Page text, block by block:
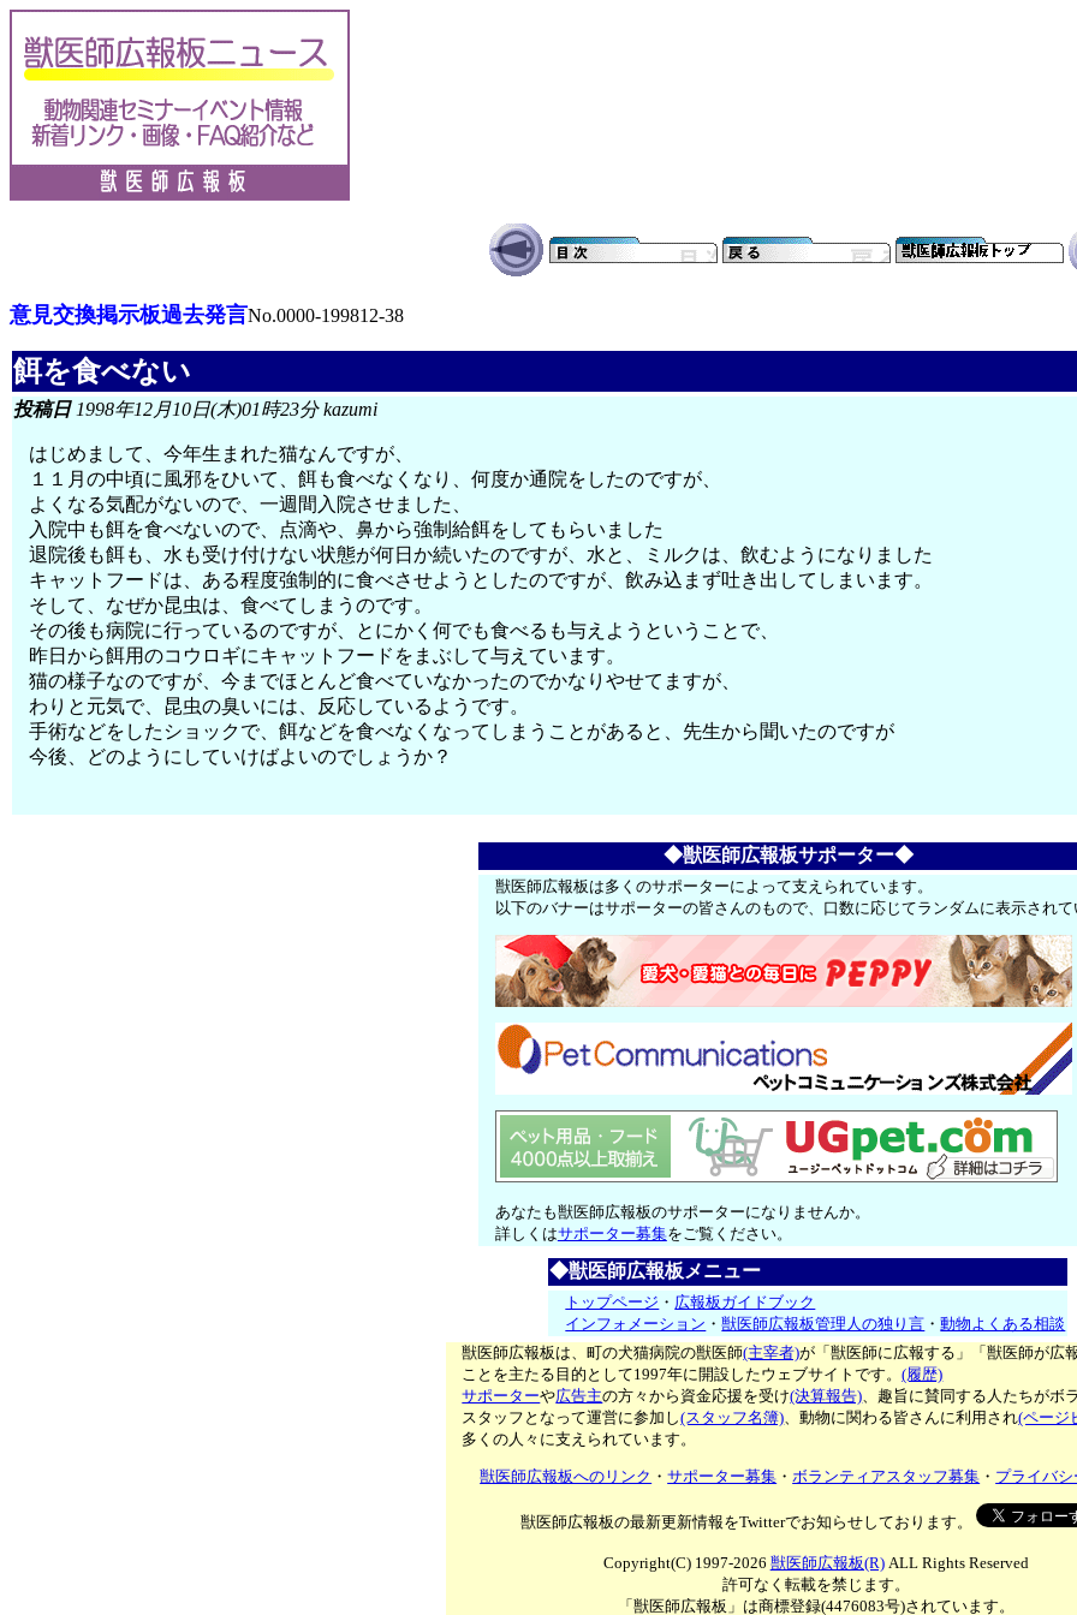
意見交換掲示板過去発言No.0000-199812-38
餌を食べない
投稿日1998年12月10日(木)01時23分 kazumi
はじめまして、今年生まれた猫なんですが、
１１月の中頃に風邪をひいて、餌も食べなくなり、何度か通院をしたのですが、
よくなる気配がないので、一週間入院させました、
入院中も餌を食べないので、点滴や、鼻から強制給餌をしてもらいました
退院後も餌も、水も受け付けない状態が何日か続いたのですが、水と、ミルクは、飲むようになりました
キャットフードは、ある程度強制的に食べさせようとしたのですが、飲み込まず吐き出してしまいます。
そして、なぜか昆虫は、食べてしまうのです。
その後も病院に行っているのですが、とにかく何でも食べるも与えようということで、
昨日から餌用のコウロギにキャットフードをまぶして与えています。
猫の様子なのですが、今までほとんど食べていなかったのでかなりやせてますが、
わりと元気で、昆虫の臭いには、反応しているようです。
手術などをしたショックで、餌などを食べなくなってしまうことがあると、先生から聞いたのですが
今後、どのようにしていけばよいのでしょうか？
◆獣医師広報板サポーター◆
獣医師広報板は多くのサポーターによって支えられています。
以下のバナーはサポーターの皆さんのもので、口数に応じてランダムに表示され
あなたも獣医師広報板のサポーターになりませんか。
詳しくはサポーター募集をご覧ください。
◆獣医師広報板メニュー
トップページ ・ 広報板ガイドブック
インフォメーション ・獣医師広報板管理人の独り言 ・動物よくある相談
獣医師広報板は、町の犬猫病院の獣医師(主宰者)が「獣医師に広報する」「獣医師が広
ことを主たる目的として1997年に開設したウェブサイトです。(履歴)
サポーターや広告主の方々から資金応援を受け(決算報告)、趣旨に賛同する人たちがボ
スタッフとなって運営に参加し(スタッフ名簿)、動物に関わる皆さんに利用され(ページ
多くの人々に支えられています。
獣医師広報板へのリンク ・サポーター募集 ・ボランティアスタッフ募集 ・ プライバ
獣医師広報板の最新更新情報をTwitterでお知らせしております。
Copyright(C) 1997-2026 獣医師広報板(R)ALL Rights Reserved
許可なく転載を禁じます。
「獣医師広報板」は商標登録(4476083号)されています。